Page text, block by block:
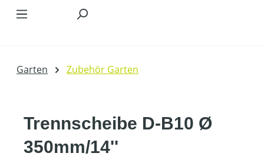
Garten Zubehör Garten
Trennscheibe D-B10 Ø
350mm/14''